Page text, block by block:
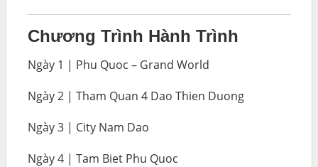
Chương Trình Hành Trình
Ngày 1 | Phu Quoc – Grand World
Ngày 2 | Tham Quan 4 Dao Thien Duong
Ngày 3 | City Nam Dao
Ngày 4 | Tam Biet Phu Quoc